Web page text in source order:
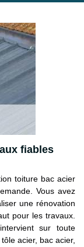
fiables
toiture bac acier
Vous avez
une rénovation
pour les travaux.
sur toute
acier, bac acier,